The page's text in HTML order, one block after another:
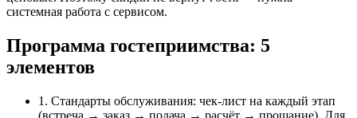
системная работа с сервисом.
Программа гостеприимства: 5
элементов
1. Стандарты обслуживания: чек-лист на каждый этап
(встреча → заказ → подача → расчёт → прощание). Для